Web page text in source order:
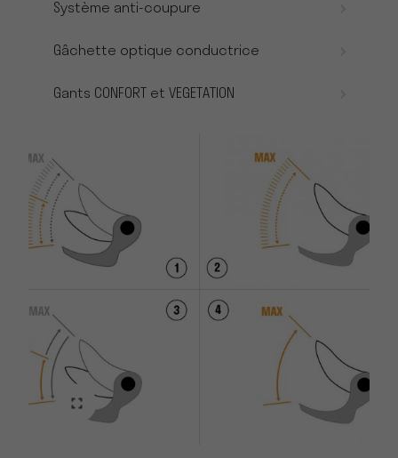
Système anti-coupure
Gâchette optique conductrice
Gants CONFORT et VEGETATION